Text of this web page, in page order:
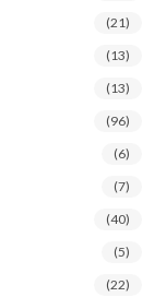
(21)
(13)
(13)
(96)
(6)
(7)
(40)
(5)
(22)